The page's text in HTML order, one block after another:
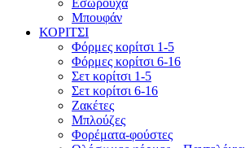
Εσώρουχα
Μπουφάν
ΚΟΡΙΤΣΙ
Φόρμες κορίτσι 1-5
Φόρμες κορίτσι 6-16
Σετ κορίτσι 1-5
Σετ κορίτσι 6-16
Ζακέτες
Μπλούζες
Φορέματα-φούστες